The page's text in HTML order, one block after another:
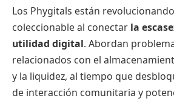
Los Phygitals están
coleccionable al conectar la
utilidad digital. Abordan
relacionados con el
y la liquidez, al tiempo que
de interacción comunitaria y